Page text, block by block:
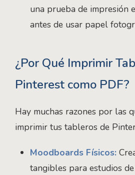
una prueba de impresión
antes de usar papel
¿Por Qué Imprimir
Pinterest como PDF?
Hay muchas razones por las
imprimir tus tableros de
Moodboards Físicos:
tangibles para estudios